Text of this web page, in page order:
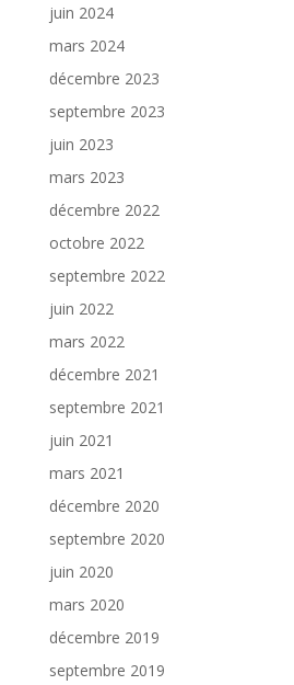
juin 2024
mars 2024
décembre 2023
septembre 2023
juin 2023
mars 2023
décembre 2022
octobre 2022
septembre 2022
juin 2022
mars 2022
décembre 2021
septembre 2021
juin 2021
mars 2021
décembre 2020
septembre 2020
juin 2020
mars 2020
décembre 2019
septembre 2019